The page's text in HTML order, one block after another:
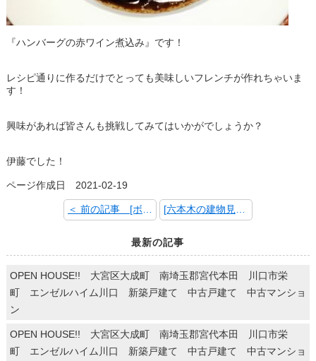
『ハンバーグの赤ワイン煮込み』です！
レシピ通りに作るだけでとっても美味しいフレンチが作れちゃいま
す！
興味があれば皆さんも挑戦してみてはいかがでしょうか？
伊藤でした！
ページ作成日 2021-02-19
最新の記事
OPEN HOUSE!! 大宮区大成町 南埼玉郡宮代本田 川口市栄
町 エンゼルハイム川口 新築戸建て 中古戸建て 中古マンショ
ン
OPEN HOUSE!! 大宮区大成町 南埼玉郡宮代本田 川口市栄
町 エンゼルハイム川口 新築戸建て 中古戸建て 中古マンショ